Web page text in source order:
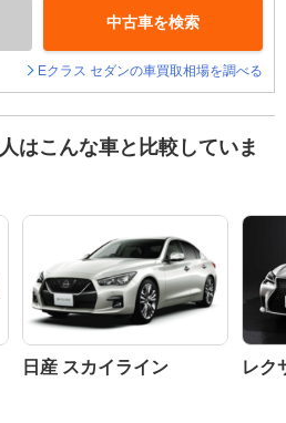
中古車を検索
Eクラス セダンの車買取相場を調べる
はこんな車と比較していま
日産 スカイライン レク